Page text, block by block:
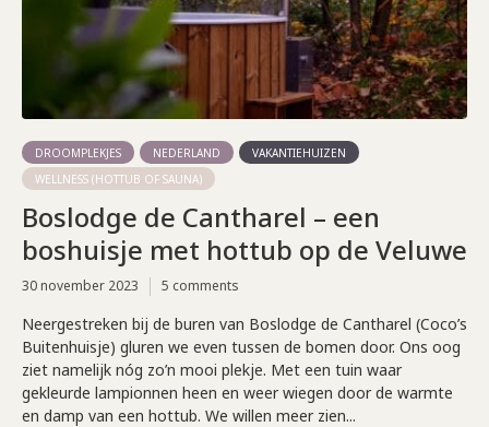
DROOMPLEKJES NEDERLAND
VAKANTIEHUIZEN
WELLNESS (HOTTUB OF SAUNA)
Boslodge de Cantharel – een
boshuisje met hottub op de Veluwe
30 november 2023 5 comments
Neergestreken bij de buren van Boslodge de Cantharel (Coco’s
Buitenhuisje) gluren we even tussen de bomen door. Ons oog
ziet namelijk nóg zo’n mooi plekje. Met een tuin waar
gekleurde lampionnen heen en weer wiegen door de warmte
en damp van een hottub. We willen meer zien...